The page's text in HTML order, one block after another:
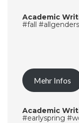
Academic
#fall #allgenders
Mehr Infos
Academic
#earlyspring